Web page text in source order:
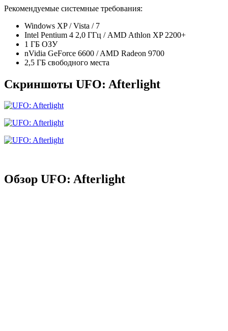
Рекомендуемые системные требования:
Windows XP / Vista / 7
Intel Pentium 4 2,0 ГГц / AMD Athlon XP 2200+
1 ГБ ОЗУ
nVidia GeForce 6600 / AMD Radeon 9700
2,5 ГБ свободного места
Скриншоты UFO: Afterlight
Обзор UFO: Afterlight